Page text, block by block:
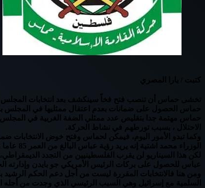
كتبت / يارا المصري
تخشى حماس أن تنصب فتح فخاً سينكشف بعد انتخابات المجلس
حماس الحصول على ضمانات بعدم اعتقال ممثليها في المجلس
حماس مهتمة جدا بتقليص عدد ممثلي الضفة الغربية في المجلس
الاحتلال ، بسبب تورطهم في نشاط الحركة.
وكما تبدو الأمور اليوم، فيمكن لحماس وفتح خوض
الوزراء محمد اشتية إنه يريد رؤية عباس البالغ من العمر 85 عاما والذي يعاني من مشاكل صحية مرشحا للرئاسة.
لكن هذا السيناريو لن يقرب الفلسطينيين من التجدد
عباس للحصول على بركات الرئيس الأمريكي جو بايدن وإدارته
ومن هنا فالانتخابات المقررة ليست من أجل دعم الحكم الرشيد
السلمية مع إسرائيل وهي السبب الرئيسي الذي وجدت من أجله